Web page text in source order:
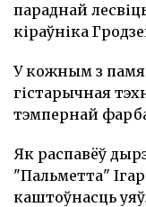
параднай
кіраўніка
У кожным з
гістарычная
тэмпернай
Як распавёў
"Пальметта"
каштоўнасць